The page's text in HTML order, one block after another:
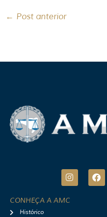
← Post anterior
I
n
t
F
a
CONHEÇA A AMC
Histórico